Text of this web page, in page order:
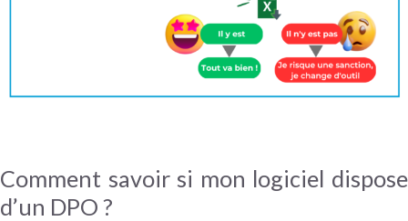
Comment savoir si mon logiciel dispose
d’un DPO ?